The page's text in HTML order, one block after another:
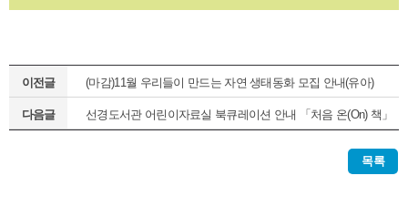
이전글 (마감)11월 우리들이 만드는 자연 생태동화 모집 안내(유아)
다음글 선경도서관 어린이자료실 북큐레이션 안내 「처음 온(On) 책」
목록